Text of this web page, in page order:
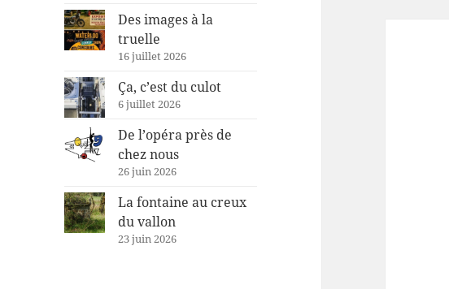
Des images à la
truelle
16 juillet 2026
Ça, c’est du culot
6 juillet 2026
De l’opéra près de
chez nous
26 juin 2026
La fontaine au creux
du vallon
23 juin 2026